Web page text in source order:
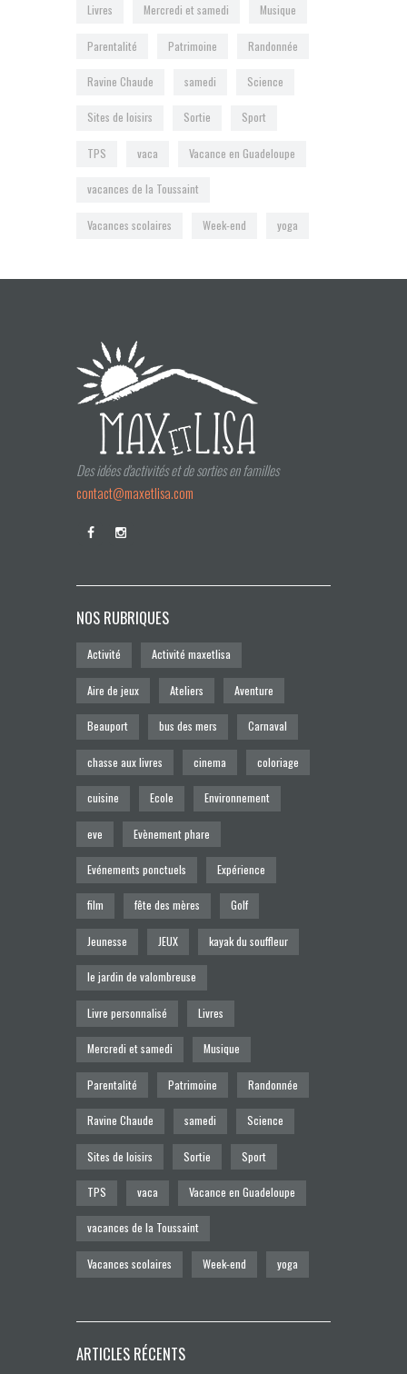
Livres Mercredi et samedi Musique
Parentalité Patrimoine Randonnée
Ravine Chaude samedi Science
Sites de loisirs Sortie Sport
TPS vaca Vacance en Guadeloupe
vacances de la Toussaint
Vacances scolaires Week-end yoga
Des idées d'activités et de sorties en familles
contact@maxetlisa.com
NOS RUBRIQUES
Activité Activité maxetlisa
Aire de jeux Ateliers Aventure
Beauport bus des mers Carnaval
chasse aux livres cinema coloriage
cuisine Ecole Environnement
eve Evènement phare
Evénements ponctuels Expérience
film fête des mères Golf
Jeunesse JEUX kayak du souffleur
le jardin de valombreuse
Livre personnalisé Livres
Mercredi et samedi Musique
Parentalité Patrimoine Randonnée
Ravine Chaude samedi Science
Sites de loisirs Sortie Sport
TPS vaca Vacance en Guadeloupe
vacances de la Toussaint
Vacances scolaires Week-end yoga
ARTICLES RÉCENTS